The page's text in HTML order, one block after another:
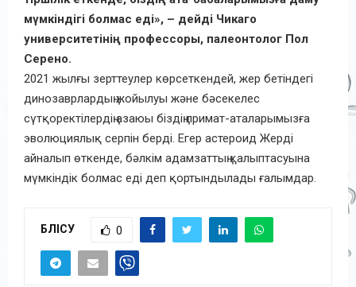
мүмкіндігі болмас еді», – дейді Чикаго
университетінің профессоры, палеонтолог Пол
Серено.
2021 жылғы зерттеулер көрсеткендей, жер бетіндегі
динозаврлардың жойылуы және бәсекелес
сүтқоректілердің азаюы біздің примат-аталарымызға
эволюциялық серпін берді. Егер астероид Жерді
айналып өткенде, бәлкім адамзаттың қалыптасуына
мүмкіндік болмас еді деп қортындылады ғалымдар.
БӨЛІСУ 0